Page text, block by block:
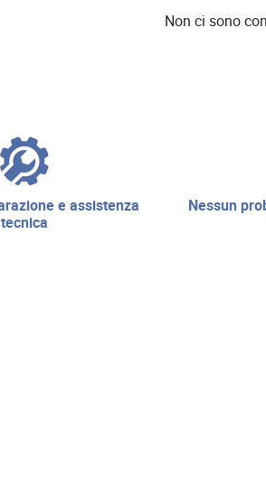
Non ci sono
tecnica
nessun problema: 15 giorni di diritto